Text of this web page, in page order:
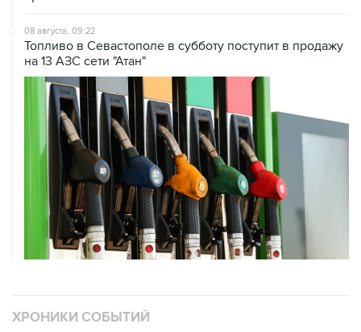
08 августа, 09:22
Топливо в Севастополе в субботу поступит в продажу
на 13 АЗС сети "Атан"
ХРОНИКИ СОБЫТИЙ